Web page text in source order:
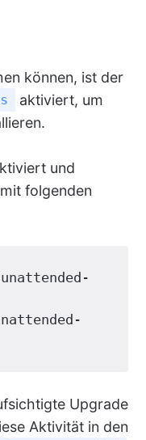
können, ist der
aktiviert, um
und
folgenden
Upgrade
Aktivität in den